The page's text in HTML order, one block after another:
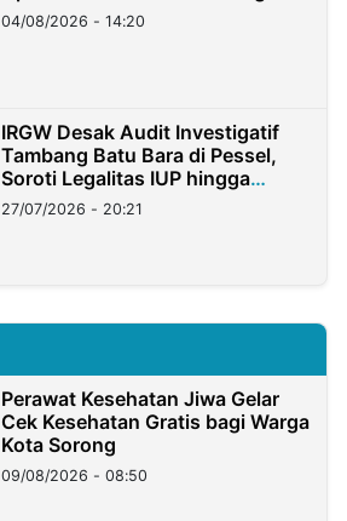
04/08/2026 - 14:20
IRGW Desak Audit Investigatif
Tambang Batu Bara di Pessel,
Soroti Legalitas IUP hingga
Stockpile
27/07/2026 - 20:21
Perawat Kesehatan Jiwa Gelar
Cek Kesehatan Gratis bagi Warga
Kota Sorong
09/08/2026 - 08:50